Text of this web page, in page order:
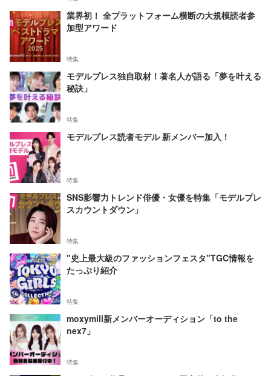
業界初！ 全プラットフォーム横断の大規模読者参
加型アワード
特集
モデルプレス独自取材！著名人が語る「夢を叶える
秘訣」
特集
モデルプレス読者モデル 新メンバー加入！
特集
SNS影響力トレンド俳優・女優を特集「モデルプレ
スカウントダウン」
特集
"史上最大級のファッションフェスタ"TGC情報を
たっぷり紹介
特集
moxymill新メンバーオーディション「to the
nex7」
特集